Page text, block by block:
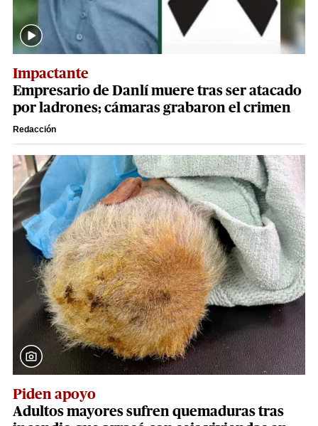
Impactante
Empresario de Danlí muere tras ser atacado
por ladrones; cámaras grabaron el crimen
Redacción
Piden apoyo
Adultos mayores sufren quemaduras tras